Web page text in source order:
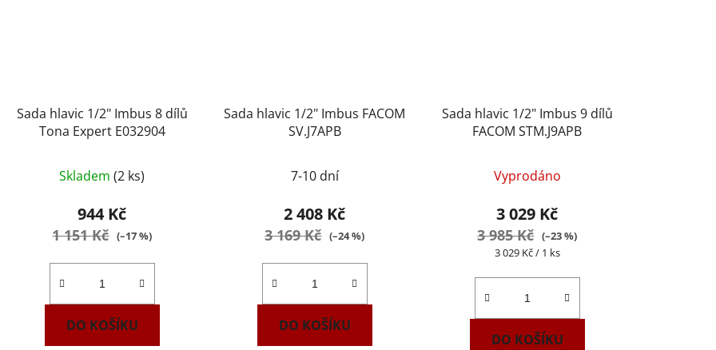
Sada hlavic 1/2" Imbus 8 dílů
Tona Expert E032904
hodnocení
produktu
je
5
hvězdiček.
Skladem(2 ks)
944 Kč
1 151 Kč (–17 %)
DO KOŠÍKU
Sada hlavic 1/2" Imbus FACOM
SV.J7APB
7-10 dní
2 408 Kč
3 169 Kč (–24 %)
DO KOŠÍKU
Sada hlavic 1/2" Imbus 9 dílů
FACOM STM.J9APB
Vyprodáno
3 029 Kč
3 985 Kč (–23 %)
Měrná
3 029 Kč / 1 ks
DO KOŠÍKU